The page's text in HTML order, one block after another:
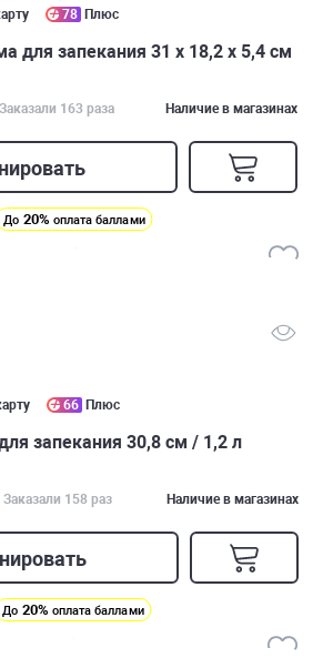
78 Плюс
для запекания 31 х 18,2 х 5,4 см
Заказали 163 раза Наличие в магазинах
До 20% оплата баллами
66 Плюс
запекания 30,8 см / 1,2 л
Заказали 158 раз Наличие в магазинах
До 20% оплата баллами